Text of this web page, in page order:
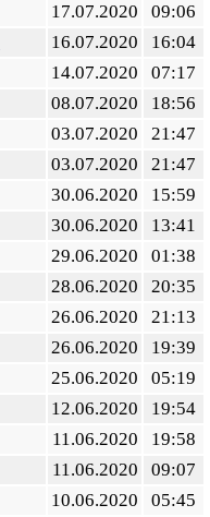
17.07.2020
09:06
16.07.2020
16:04
14.07.2020
07:17
08.07.2020
18:56
03.07.2020
21:47
03.07.2020
21:47
30.06.2020
15:59
30.06.2020
13:41
29.06.2020
01:38
28.06.2020
20:35
26.06.2020
21:13
26.06.2020
19:39
25.06.2020
05:19
12.06.2020
19:54
11.06.2020
19:58
11.06.2020
09:07
10.06.2020
05:45